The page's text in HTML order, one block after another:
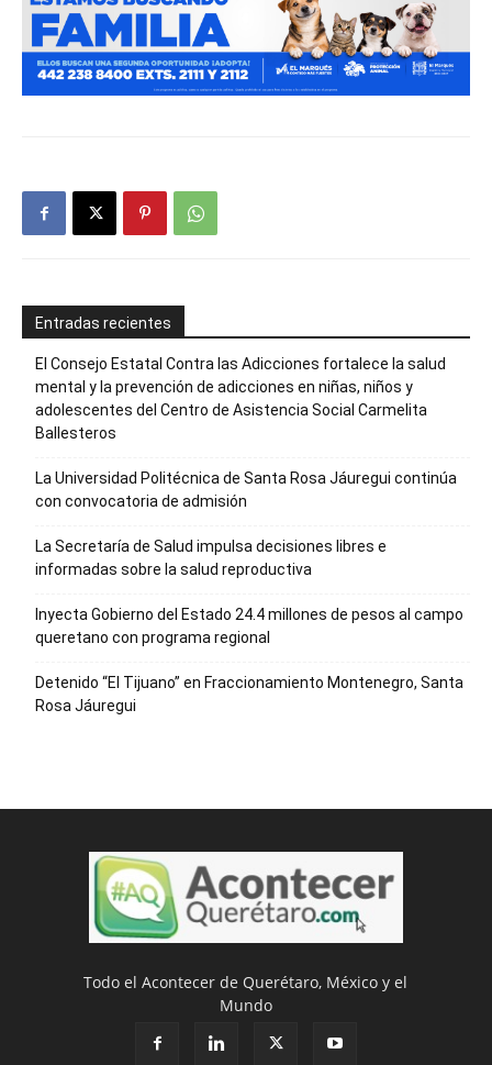
Entradas recientes
El Consejo Estatal Contra las Adicciones fortalece la salud
mental y la prevención de adicciones en niñas, niños y
adolescentes del Centro de Asistencia Social Carmelita
Ballesteros
La Universidad Politécnica de Santa Rosa Jáuregui continúa
con convocatoria de admisión
La Secretaría de Salud impulsa decisiones libres e
informadas sobre la salud reproductiva
Inyecta Gobierno del Estado 24.4 millones de pesos al campo
queretano con programa regional
Detenido “El Tijuano” en Fraccionamiento Montenegro, Santa
Rosa Jáuregui
Todo el Acontecer de Querétaro, México y el
Mundo